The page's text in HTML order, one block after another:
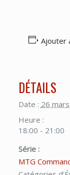
Ajouter
DÉTAILS
Date : 26
Heure :
18:00 - 21:00
Série :
MTG